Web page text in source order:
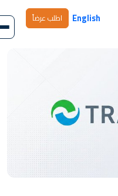
English اطلب عرضاً